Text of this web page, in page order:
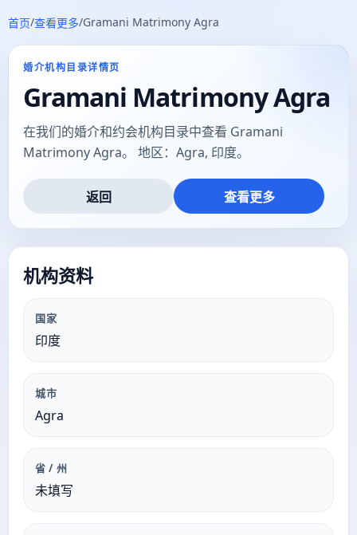
首页/查看更多/Gramani Matrimony Agra
婚介机构目录详情页
Gramani Matrimony Agra
在我们的婚介和约会机构目录中查看 Gramani
Matrimony Agra。 地区：Agra, 印度。
返回 查看更多
机构资料
国家
印度
城市
Agra
省 / 州
未填写